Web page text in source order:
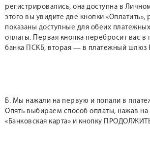
регистрировались, она доступна в
этого вы увидите две кнопки
показаны доступные для обеих
оплаты. Первая кнопка перебросит вас
банка ПСКБ, вторая — в платежный шлюз
Б. Мы нажали на первую и попали в
Опять выбираем способ оплаты, нажав на
«Банковская карта» и кнопку